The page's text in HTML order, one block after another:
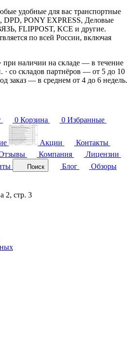
удобные для вас транспортные
PONY EXPRESS, Деловые
FLIPPOST, KCE и другие.
по всей России, включая
при наличии на складе — в течение
· со складов партнёров — от 5 до 10
заказ — в среднем от 4 до 6 недель.
0 Корзина 0 Избранные
Акции
Контакты
Компания
Лицензии
Поиск Блог Обзоры
2, стр. 3